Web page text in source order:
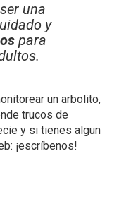
una
y
para
un arbolito,
trucos de
y si tienes algun
¡escríbenos!